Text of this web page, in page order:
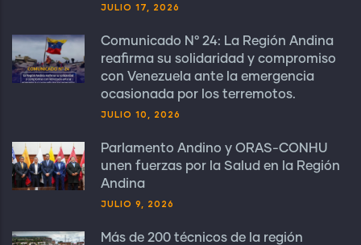
JULIO 17, 2026
Comunicado N° 24: La Región Andina
reafirma su solidaridad y compromiso
con Venezuela ante la emergencia
ocasionada por los terremotos.
JULIO 10, 2026
Parlamento Andino y ORAS-CONHU
unen fuerzas por la Salud en la Región
Andina
JULIO 9, 2026
Más de 200 técnicos de la región